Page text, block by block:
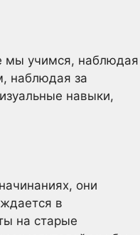
мы учимся, наблюдая
наблюдая за
навыки,
они
в
на старые